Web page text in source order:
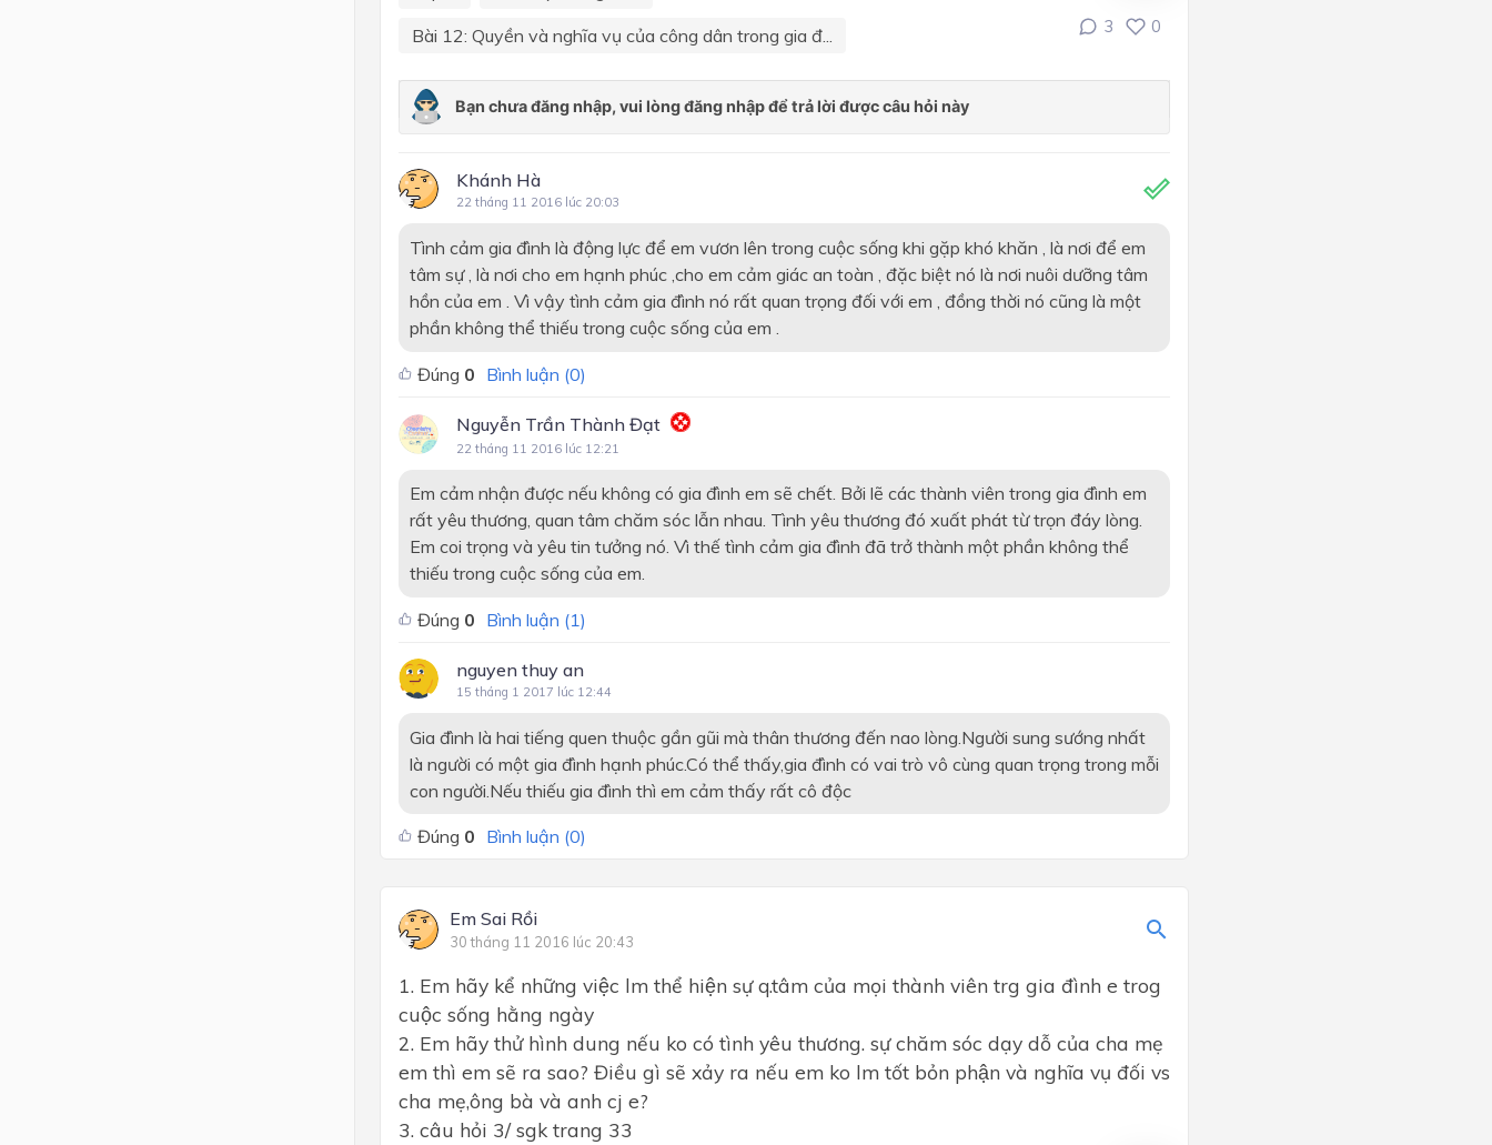
Bài 12: Quyền và nghĩa vụ của công dân trong gia đ...
3 0
Khánh Hà
22 tháng 11 2016 lúc 20:03
Tình cảm gia đình là động lực để em vươn lên trong cuộc sống khi gặp khó khăn , là nơi để em
tâm sự , là nơi cho em hạnh phúc ,cho em cảm giác an toàn , đặc biệt nó là nơi nuôi dưỡng tâm
hồn của em . Vì vậy tình cảm gia đình nó rất quan trọng đối với em , đồng thời nó cũng là một
phần không thể thiếu trong cuộc sống của em .
Đúng 0 Bình luận (0)
Nguyễn Trần Thành Đạt
22 tháng 11 2016 lúc 12:21
Em cảm nhận được nếu không có gia đình em sẽ chết. Bởi lẽ các thành viên trong gia đình em
rất yêu thương, quan tâm chăm sóc lẫn nhau. Tình yêu thương đó xuất phát từ trọn đáy lòng.
Em coi trọng và yêu tin tưởng nó. Vì thế tình cảm gia đình đã trở thành một phần không thể
thiếu trong cuộc sống của em.
Đúng 0 Bình luận (1)
nguyen thuy an
15 tháng 1 2017 lúc 12:44
Gia đình là hai tiếng quen thuộc gần gũi mà thân thương đến nao lòng.Người sung sướng nhất
là người có một gia đình hạnh phúc.Có thể thấy,gia đình có vai trò vô cùng quan trọng trong mỗi
con người.Nếu thiếu gia đình thì em cảm thấy rất cô độc
Đúng 0 Bình luận (0)
Em Sai Rồi
30 tháng 11 2016 lúc 20:43
1. Em hãy kể những việc lm thể hiện sự q.tâm của mọi thành viên trg gia đình e trog
cuộc sống hằng ngày
2. Em hãy thử hình dung nếu ko có tình yêu thương. sự chăm sóc dạy dỗ của cha mẹ
em thì em sẽ ra sao? Điều gì sẽ xảy ra nếu em ko lm tốt bỏn phận và nghĩa vụ đối vs
cha mẹ,ông bà và anh cj e?
3. câu hỏi 3/ sgk trang 33